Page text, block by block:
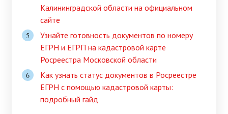
Калининградской области на официальном
сайте
Узнайте готовность документов по номеру
ЕГРН и ЕГРП на кадастровой карте
Росреестра Московской области
Как узнать статус документов в Росреестре
ЕГРН с помощью кадастровой карты:
подробный гайд